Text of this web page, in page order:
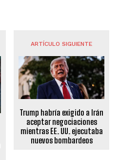
ARTÍCULO SIGUIENTE
Trump habría exigido a Irán
aceptar negociaciones
mientras EE. UU. ejecutaba
nuevos bombardeos